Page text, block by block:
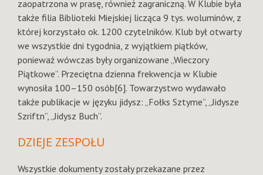
zaopatrzona w prasę, również zagraniczną. W Klubie była
także filia Biblioteki Miejskiej licząca 9 tys. woluminów, z
której korzystało ok. 1200 czytelników. Klub był otwarty
we wszystkie dni tygodnia, z wyjątkiem piątków,
ponieważ wówczas były organizowane „Wieczory
Piątkowe”. Przeciętna dzienna frekwencja w Klubie
wynosiła 100–150 osób[6]. Towarzystwo wydawało
także publikacje w języku jidysz: „Fołks Sztyme”, „Jidysze
Szriftn”, „Jidysz Buch”.
DZIEJE ZESPOŁU
Wszystkie dokumenty zostały przekazane przez